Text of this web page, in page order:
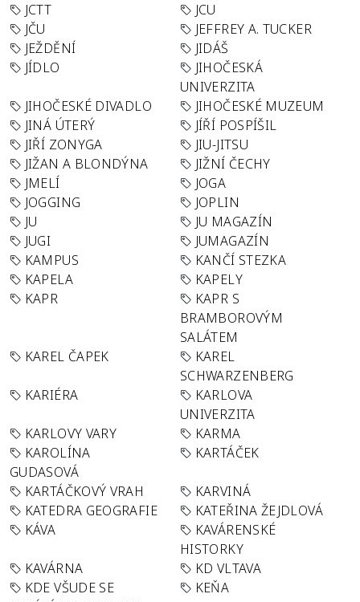
JCTT
JCU
JČU
JEFFREY A. TUCKER
JEŽDĚNÍ
JIDÁŠ
JÍDLO
JIHOČESKÁ
UNIVERZITA
JIHOČESKÉ DIVADLO
JIHOČESKÉ MUZEUM
JINÁ ÚTERÝ
JÍŘÍ POSPÍŠIL
JIŘÍ ZONYGA
JIU-JITSU
JIŽAN A BLONDÝNA
JIŽNÍ ČECHY
JMELÍ
JOGA
JOGGING
JOPLIN
JU
JU MAGAZÍN
JUGI
JUMAGAZÍN
KAMPUS
KANČÍ STEZKA
KAPELA
KAPELY
KAPR
KAPR S
BRAMBOROVÝM
SALÁTEM
KAREL ČAPEK
KAREL
SCHWARZENBERG
KARIÉRA
KARLOVA
UNIVERZITA
KARLOVY VARY
KARMA
KAROLÍNA
GUDASOVÁ
KARTÁČEK
KARTÁČKOVÝ VRAH
KARVINÁ
KATEDRA GEOGRAFIE
KATEŘINA ŽEJDLOVÁ
KÁVA
KAVÁRENSKÉ
HISTORKY
KAVÁRNA
KD VLTAVA
KDE VŠUDE SE
KEŇA